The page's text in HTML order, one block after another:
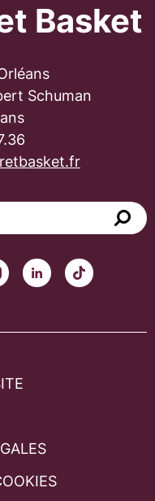
Basket
Schuman